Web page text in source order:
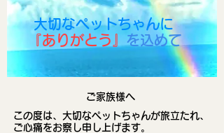
大切なペットちゃんに
『ありがとう』 を込めて
​ご家族様へ
​この度は、大切なペットちゃんが旅立たれ、
ご心痛をお察し申し上げます。